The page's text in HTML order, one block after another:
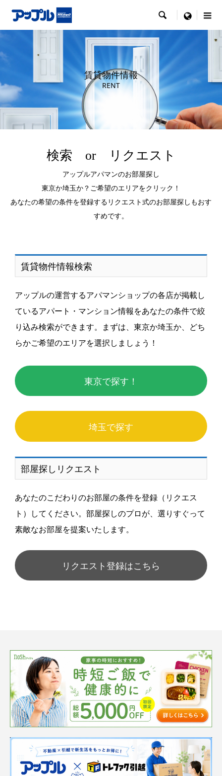
 menu
賃貸物件情報
RENT
検索 or リクエスト
アップルアパマンのお部屋探し
東京か埼玉か？ご希望のエリアをクリック！
あなたの希望の条件を登録するリクエスト式のお部屋探しもおす
すめです。
賃貸物件情報検索
アップルの運営するアパマンショップの各店が掲載し
ているアパート・マンション情報をあなたの条件で絞
り込み検索ができます。まずは、東京か埼玉か、どち
らかご希望のエリアを選択しましょう！
東京で探す！
埼玉で探す
部屋探しリクエスト
あなたのこだわりのお部屋の条件を登録（リクエス
ト）してください。部屋探しのプロが、選りすぐって
素敵なお部屋を提案いたします。
リクエスト登録はこちら